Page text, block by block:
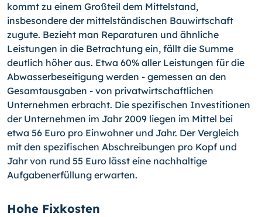
kommt zu einem Großteil dem Mittelstand,
insbesondere der mittelständischen Bauwirtschaft
zugute. Bezieht man Reparaturen und ähnliche
Leistungen in die Betrachtung ein, fällt die Summe
deutlich höher aus. Etwa 60% aller Leistungen für die
Abwasserbeseitigung werden - gemessen an den
Gesamtausgaben - von privatwirtschaftlichen
Unternehmen erbracht. Die spezifischen Investitionen
der Unternehmen im Jahr 2009 liegen im Mittel bei
etwa 56 Euro pro Einwohner und Jahr. Der Vergleich
mit den spezifischen Abschreibungen pro Kopf und
Jahr von rund 55 Euro lässt eine nachhaltige
Aufgabenerfüllung erwarten.
Hohe Fixkosten